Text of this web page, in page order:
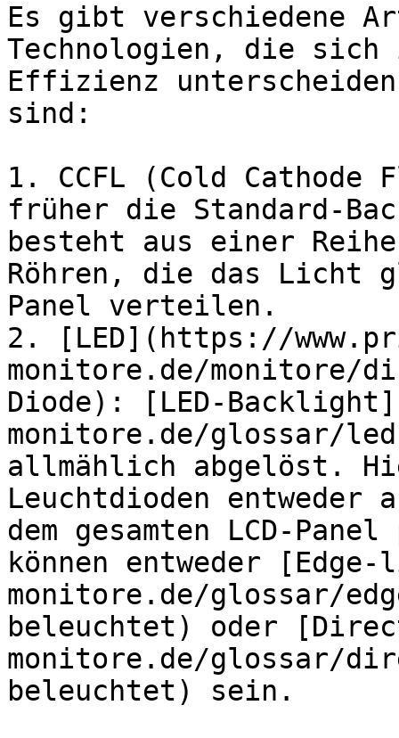
Es gibt verschiedene
Technologien, die sich
Effizienz
sind:
1. CCFL (Cold Cathode
früher die Standard-
besteht aus einer
Röhren, die das Licht
Panel verteilen.
2. [LED](https://
monitore.de/monitore/
Diode): [LED-
monitore.de/glossar/
allmählich abgelöst.
Leuchtdioden
dem gesamten LCD-
können entweder
monitore.de/glossar/
beleuchtet) oder
monitore.de/glossar/
beleuchtet) sein.